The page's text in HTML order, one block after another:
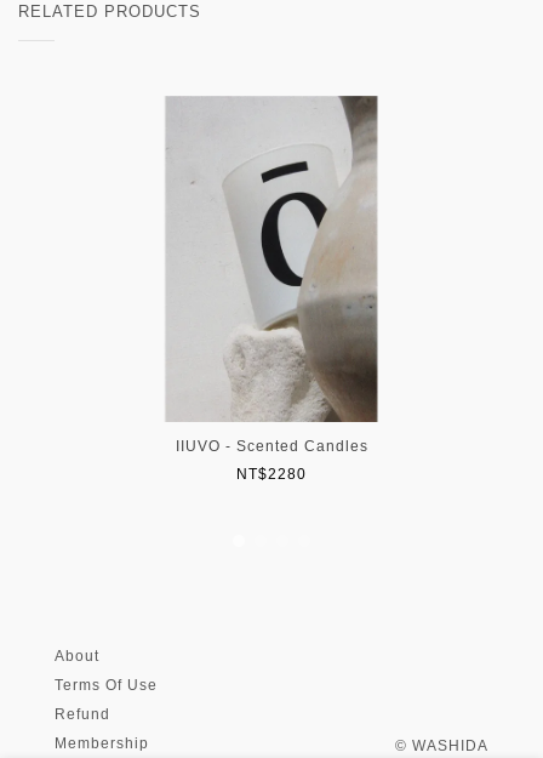
RELATED PRODUCTS
IIUVO - Scented Candles
NT$2280
About
Terms Of Use
Refund
Membership
© WASHIDA